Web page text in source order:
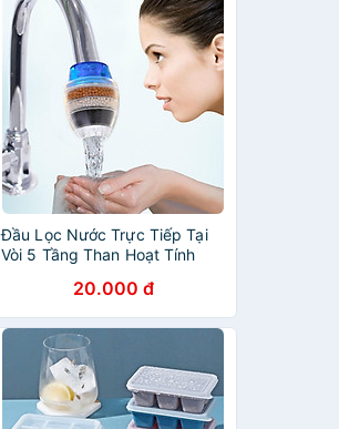
Đầu Lọc Nước Trực Tiếp Tại
Vòi 5 Tầng Than Hoạt Tính
Lợi Đem Lại Nguồn Nước Tinh
Khiết Cho Gia Đình
20.000 đ